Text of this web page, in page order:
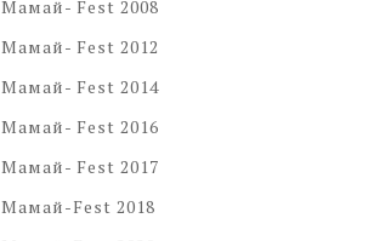
Мамай- Fest 2008
Мамай- Fest 2012
Мамай- Fest 2014
Мамай- Fest 2016
Мамай- Fest 2017
Мамай-Fest 2018